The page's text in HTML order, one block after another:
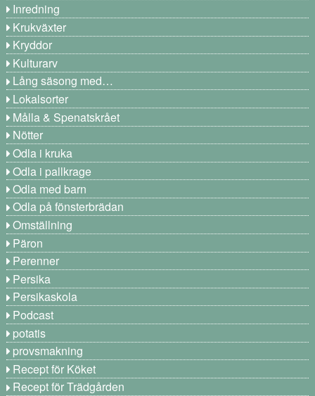
Inredning
Krukväxter
Kryddor
Kulturarv
Lång säsong med…
Lokalsorter
Målla & Spenatskrået
Nötter
Odla i kruka
Odla i pallkrage
Odla med barn
Odla på fönsterbrädan
Omställning
Päron
Perenner
Persika
Persikaskola
Podcast
potatis
provsmakning
Recept för Köket
Recept för Trädgården